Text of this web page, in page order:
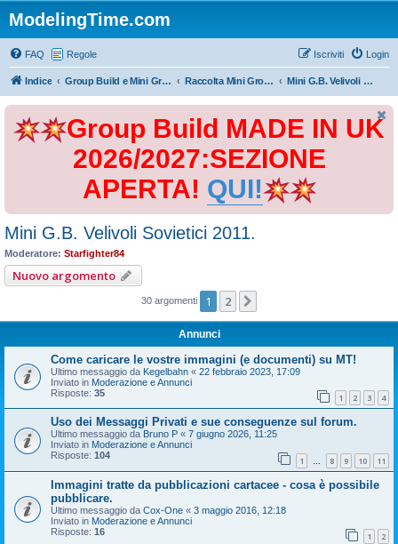
ModelingTime.com
FAQ Regole Login
Iscriviti
Indice Group Build e Mini Group Build Raccolta Mini Group Build Mini G.B. Velivoli Sovietici 2011.
Group Build MADE IN UK
2026/2027:SEZIONE
APERTA! QUI!
Mini G.B. Velivoli Sovietici 2011.
Moderatore: Starfighter84
Nuovo argomento
30 argomenti 1 2
Annunci
Come caricare le vostre immagini (e documenti) su MT!
Ultimo messaggio da Kegelbahn « 22 febbraio 2023, 17:09
Inviato in Moderazione e Annunci
Risposte: 35 1 2 3 4
Uso dei Messaggi Privati e sue conseguenze sul forum.
Ultimo messaggio da Bruno P « 7 giugno 2026, 11:25
Inviato in Moderazione e Annunci
Risposte: 104 1 … 8 9 10 11
Immagini tratte da pubblicazioni cartacee - cosa è possibile
pubblicare.
Ultimo messaggio da Cox-One « 3 maggio 2016, 12:18
Inviato in Moderazione e Annunci
Risposte: 16 1 2